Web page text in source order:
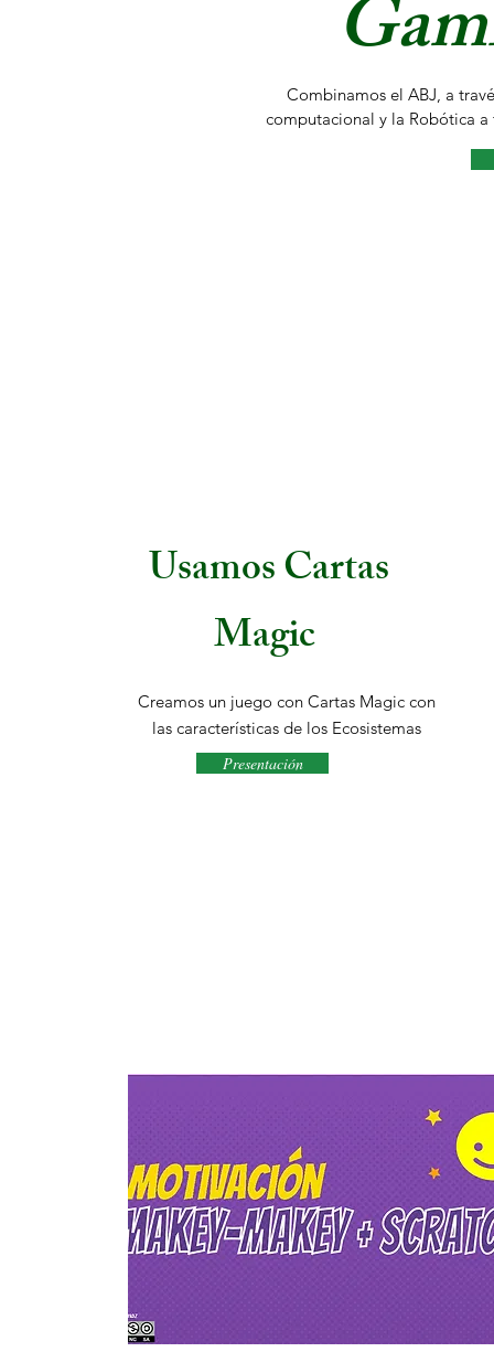
Combinamos el ABJ, a
computacional y la Robótica a
Usamos Cartas
Magic
Creamos un juego con Cartas Magic con
las características de los Ecosistemas
Presentación